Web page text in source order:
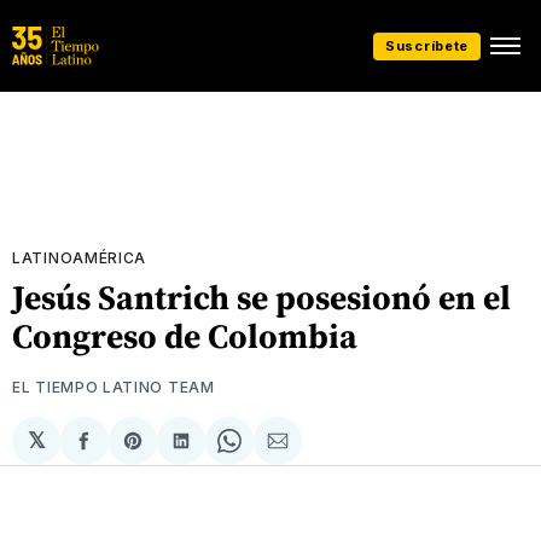
Suscríbete
LATINOAMÉRICA
Jesús Santrich se posesionó en el
Congreso de Colombia
EL TIEMPO LATINO TEAM
𝕏
Compartir
en
Share
on
Compartir
en
Share
on
Compartir
via